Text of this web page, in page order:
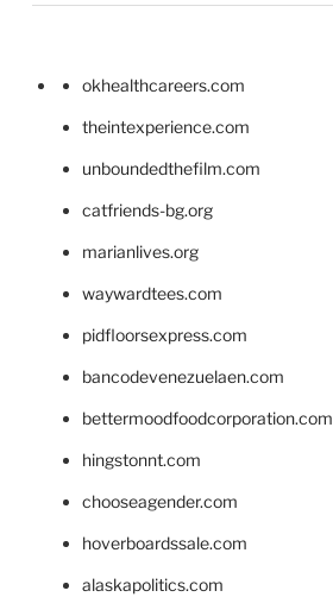
okhealthcareers.com
theintexperience.com
unboundedthefilm.com
catfriends-bg.org
marianlives.org
waywardtees.com
pidfloorsexpress.com
bancodevenezuelaen.com
bettermoodfoodcorporation.com
hingstonnt.com
chooseagender.com
hoverboardssale.com
alaskapolitics.com